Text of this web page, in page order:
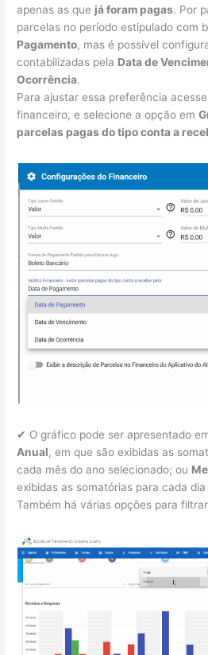
apenas as que já foram pagas. Por
parcelas no período estipulado com
Pagamento, mas é possível
contabilizadas pela Data de
Ocorrência.
Para ajustar essa preferência
financeiro, e selecione a opção em
parcelas pagas do tipo conta a
✔ O gráfico pode ser apresentado
Anual, em que são exibidas as
cada mês do ano selecionado; ou
exibidas as somatórias para cada
Também há várias opções para filtrar